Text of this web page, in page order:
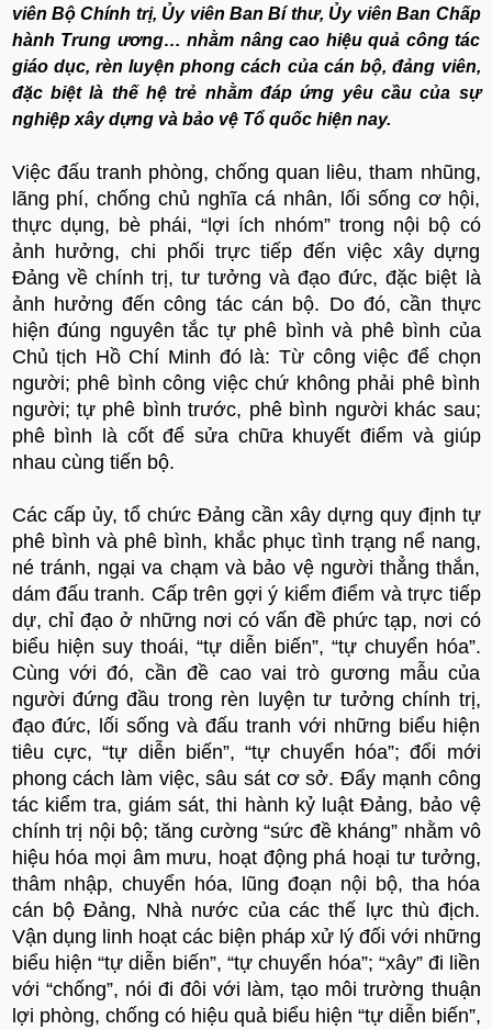
viên Bộ Chính trị, Ủy viên Ban Bí thư, Ủy viên Ban Chấp
hành Trung ương… nhằm nâng cao hiệu quả công tác
giáo dục, rèn luyện phong cách của cán bộ, đảng viên,
đặc biệt là thế hệ trẻ nhằm đáp ứng yêu cầu của sự
nghiệp xây dựng và bảo vệ Tổ quốc hiện nay.
Việc đấu tranh phòng, chống quan liêu, tham nhũng,
lãng phí, chống chủ nghĩa cá nhân, lối sống cơ hội,
thực dụng, bè phái, “lợi ích nhóm” trong nội bộ có
ảnh hưởng, chi phối trực tiếp đến việc xây dựng
Đảng về chính trị, tư tưởng và đạo đức, đặc biệt là
ảnh hưởng đến công tác cán bộ. Do đó, cần thực
hiện đúng nguyên tắc tự phê bình và phê bình của
Chủ tịch Hồ Chí Minh đó là: Từ công việc để chọn
người; phê bình công việc chứ không phải phê bình
người; tự phê bình trước, phê bình người khác sau;
phê bình là cốt để sửa chữa khuyết điểm và giúp
nhau cùng tiến bộ.
Các cấp ủy, tổ chức Đảng cần xây dựng quy định tự
phê bình và phê bình, khắc phục tình trạng nể nang,
né tránh, ngại va chạm và bảo vệ người thẳng thắn,
dám đấu tranh. Cấp trên gợi ý kiểm điểm và trực tiếp
dự, chỉ đạo ở những nơi có vấn đề phức tạp, nơi có
biểu hiện suy thoái, “tự diễn biến”, “tự chuyển hóa”.
Cùng với đó, cần đề cao vai trò gương mẫu của
người đứng đầu trong rèn luyện tư tưởng chính trị,
đạo đức, lối sống và đấu tranh với những biểu hiện
tiêu cực, “tự diễn biến”, “tự chuyển hóa”; đổi mới
phong cách làm việc, sâu sát cơ sở. Đẩy mạnh công
tác kiểm tra, giám sát, thi hành kỷ luật Đảng, bảo vệ
chính trị nội bộ; tăng cường “sức đề kháng” nhằm vô
hiệu hóa mọi âm mưu, hoạt động phá hoại tư tưởng,
thâm nhập, chuyển hóa, lũng đoạn nội bộ, tha hóa
cán bộ Đảng, Nhà nước của các thế lực thù địch.
Vận dụng linh hoạt các biện pháp xử lý đối với những
biểu hiện “tự diễn biến”, “tự chuyển hóa”; “xây” đi liền
với “chống”, nói đi đôi với làm, tạo môi trường thuận
lợi phòng, chống có hiệu quả biểu hiện “tự diễn biến”,